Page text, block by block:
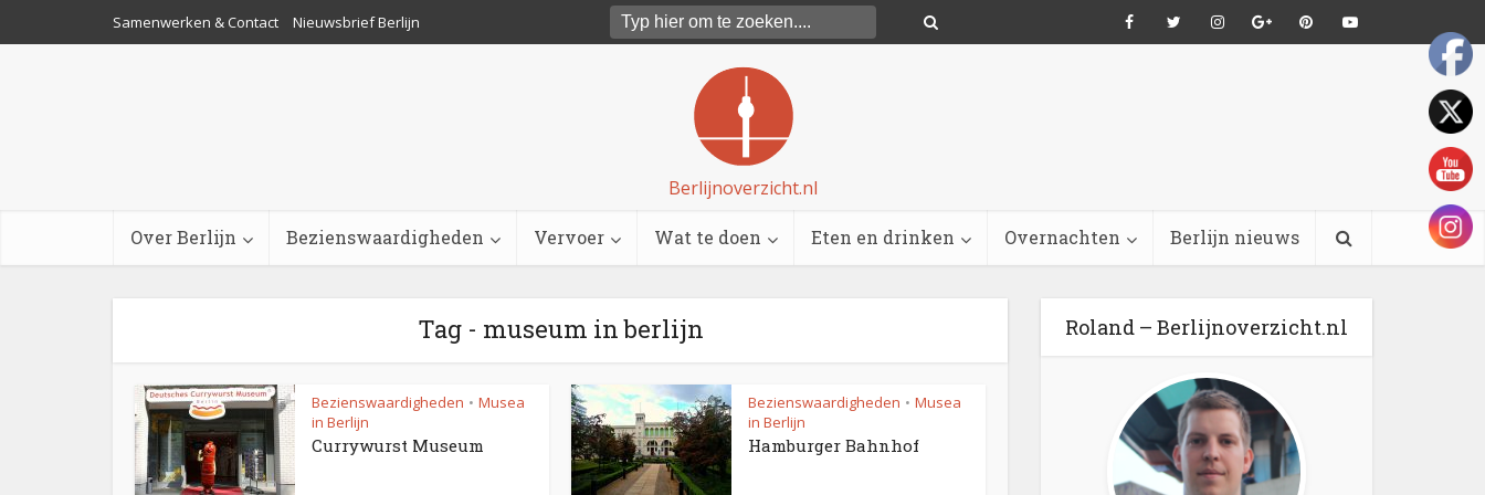
Samenwerken & Contact Nieuwsbrief Berlijn
Berlijnoverzicht.nl
Over Berlijn Bezienswaardigheden Vervoer Wat te doen Eten en drinken Overnachten Berlijn nieuws
Tag - museum in berlijn
Bezienswaardigheden • Musea
in Berlijn
Currywurst Museum
Bezienswaardigheden • Musea
in Berlijn
Hamburger Bahnhof
Roland – Berlijnoverzicht.nl